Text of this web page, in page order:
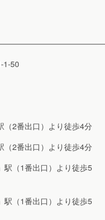
1-50
（2番出口）より徒歩4分
（2番出口）より徒歩4分
駅（1番出口）より徒歩5
駅（1番出口）より徒歩5